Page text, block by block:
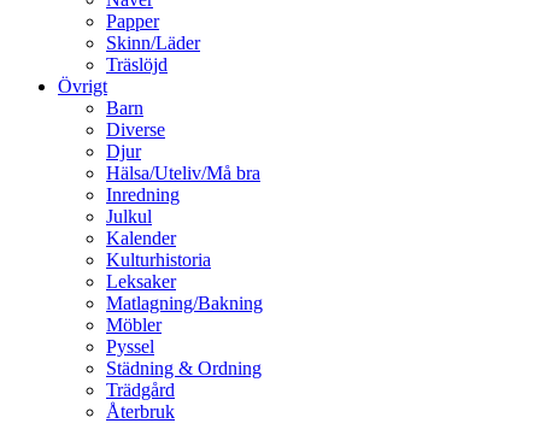
Papper
Skinn/Läder
Träslöjd
Övrigt
Barn
Diverse
Djur
Hälsa/Uteliv/Må bra
Inredning
Julkul
Kalender
Kulturhistoria
Leksaker
Matlagning/Bakning
Möbler
Pyssel
Städning & Ordning
Trädgård
Återbruk